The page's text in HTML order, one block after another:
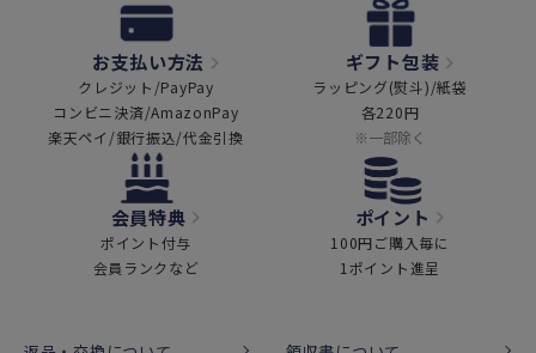
お支払い方法
クレジット/PayPay
コンビニ決済/AmazonPay
楽天ペイ/銀行振込/代金引換
ギフト包装
ラッピング(熨斗)/紙袋
各220円
※一部除く
会員特典
ポイント付与
会員ランクなど
ポイント
100円ご購入毎に
1ポイント進呈